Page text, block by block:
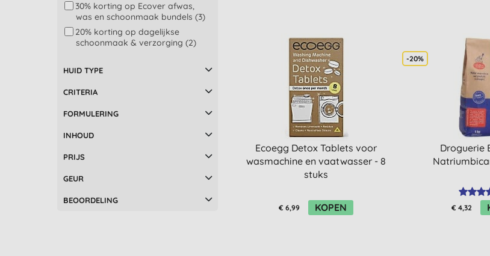
Ecoegg Detox Tablets voor
wasmachine en vaatwasser - 8
stuks
€ 6,99 KOPEN
-20%
Droguerie
€ 4,32
Professionele
schoonmaakproducten (2)
Schoonmaakdoeken en dweilen
(2)
Babyverzorging en ontsmetting
ontvochtigers (1)
Method (6)
Miniml (13)
Ocean Saver (2)
Solbio (4)
30% korting op Ecover afwas,
was en schoonmaak bundels (3)
20% korting op dagelijkse
schoonmaak & verzorging (2)
schoonmaak (5)
Ecozone producten (1)
HUID TYPE
CRITERIA
FORMULERING
INHOUD
PRIJS
GEUR
BEOORDELING